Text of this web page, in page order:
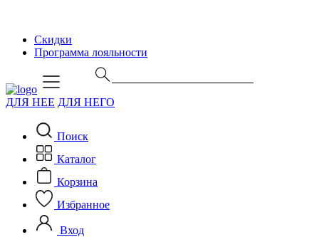
Скидки
Программа лояльности
ДЛЯ НЕЕ ДЛЯ НЕГО
Поиск
Каталог
Корзина
Избранное
Вход